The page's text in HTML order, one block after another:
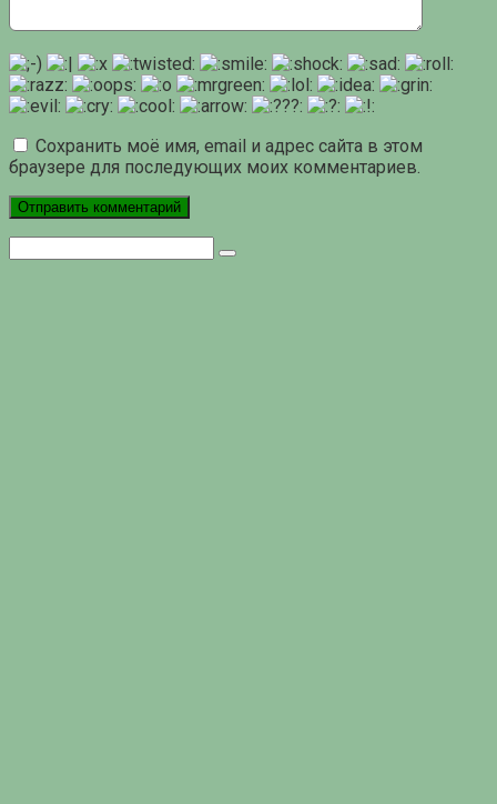
Сохранить моё имя, email и адрес сайта в этом
браузере для последующих моих комментариев.